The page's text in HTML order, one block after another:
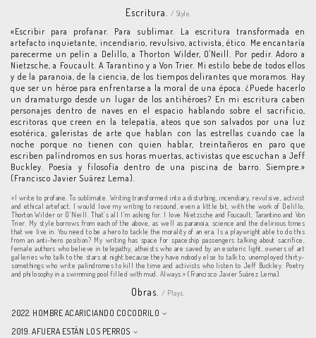
Escritura. / Style.
«Escribir para profanar. Para sublimar. La escritura transformada en
artefacto inquietante, incendiario, revulsivo, activista, ético. Me encantaría
parecerme un pelín a Delillo, a Thorton Wilder, O'Neill. Por pedir. Adoro a
Nietzsche, a Foucault. A Tarantino y a Von Trier. Mi estilo bebe de todos ellos
y de la paranoia, de la ciencia, de los tiempos delirantes que moramos. Hay
que ser un héroe para enfrentarse a la moral de una época. ¿Puede hacerlo
un dramaturgo desde un lugar de los antihéroes? En mi escritura caben
personajes dentro de naves en el espacio hablando sobre el sacrificio,
escritoras que creen en la telepatía, ateos que son salvados por una luz
esotérica, galeristas de arte que hablan con las estrellas cuando cae la
noche porque no tienen con quien hablar, treintañeros en paro que
escriben palíndromos en sus horas muertas, activistas que escuchan a Jeff
Buckley. Poesía y filosofía dentro de una piscina de barro. Siempre.»
(Francisco Javier Suárez Lema).
«I write to profane. To sublimate. Writing transformed into a disturbing, incendiary, revulsive, activist
and ethical artefact. I would love my writing to resound, even a little bit, with the work of Delillo,
Thorton Wilder or O’Neill. That’s all I’m asking for. I love Nietzsche and Foucault, Tarantino and Von
Trier. My style borrows from each of the above, as well as paranoia, science and the delirious times
that we live in. You need to be a hero to tackle the morality of an era. Is a playwright able to do this
from an anti-hero position? My writing has space for spaceship passengers talking about sacrifice,
female authors who believe in telepathy, atheists who are saved by an esoteric light, owners of art
galleries who talk to the stars at night because they have nobody else to talk to, unemployed thirty-
somethings who write palindromes to kill the time and activists who listen to Jeff Buckley. Poetry
and philosophy in a swimming pool filled with mud. Always.» (Francisco Javier Suárez Lema).
Obras. / Plays.
2022. HOMBRE ACARICIANDO COCODRILO
2019. AFUERA ESTÁN LOS PERROS